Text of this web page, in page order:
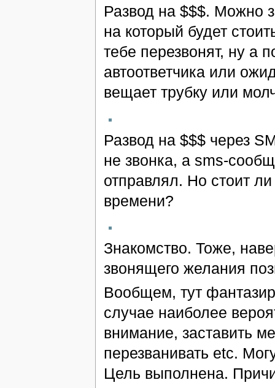
Развод на $$$. Можно
на который будет
тебе перезвонят, ну а
автоответчика или
вещает трубку или
Развод на $$$ через
не звонка, а sms-
отправлял. Но стоит ли
времени?
Знакомство. Тоже,
звонящего желания
Вообщем, тут
случае наиболее
внимание, заставить
перезванивать etc.
Цель выполнена.